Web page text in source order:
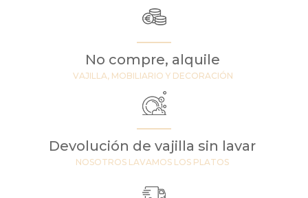
No compre, alquile
VAJILLA, MOBILIARIO Y DECORACIÓN
Devolución de vajilla sin lavar
NOSOTROS LAVAMOS LOS PLATOS